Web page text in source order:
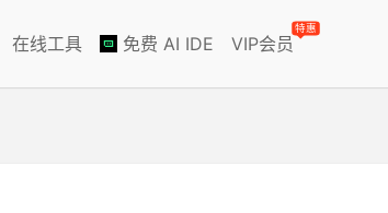
在线工具 免费 AI IDE VIP会员
特惠